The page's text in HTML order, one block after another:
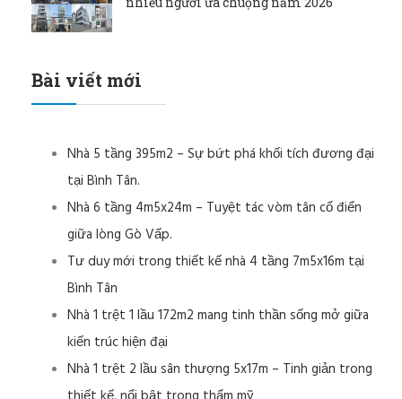
Bài viết mới
Nhà 5 tầng 395m2 – Sự bứt phá khối tích đương đại
tại Bình Tân.
Nhà 6 tầng 4m5x24m – Tuyệt tác vòm tân cổ điển
giữa lòng Gò Vấp.
Tư duy mới trong thiết kế nhà 4 tầng 7m5x16m tại
Bình Tân
Nhà 1 trệt 1 lầu 172m2 mang tinh thần sống mở giữa
kiến trúc hiện đại
Nhà 1 trệt 2 lầu sân thượng 5x17m – Tinh giản trong